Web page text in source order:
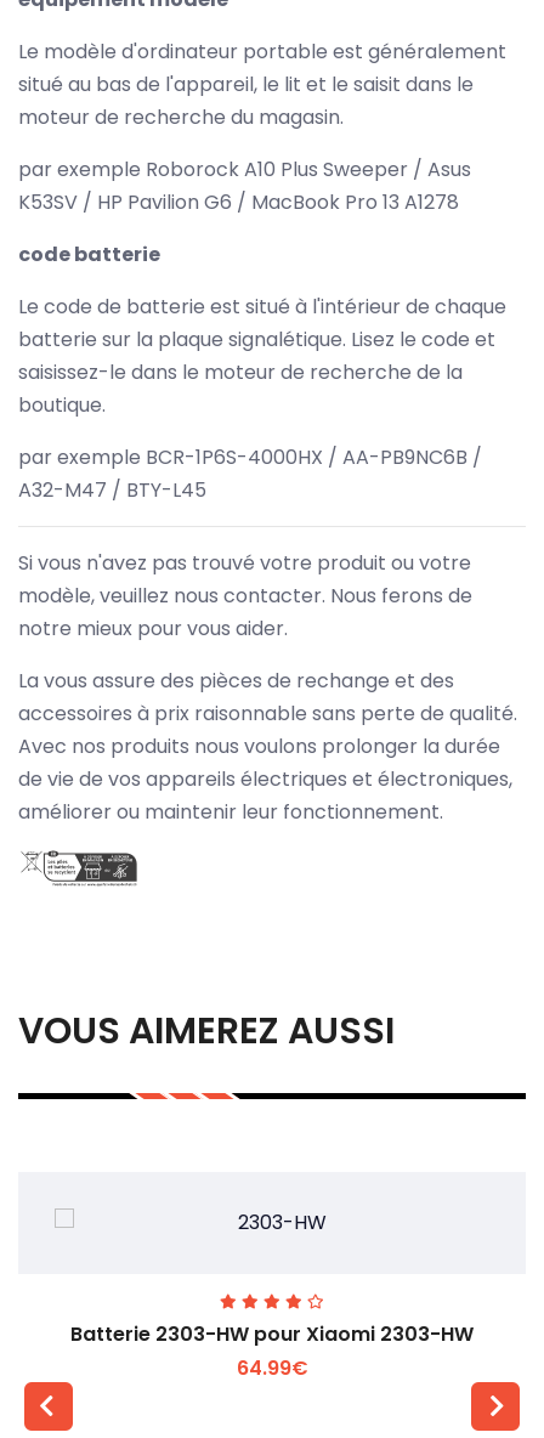
Le modèle d'ordinateur portable est généralement
situé au bas de l'appareil, le lit et le saisit dans le
moteur de recherche du magasin.
par exemple Roborock A10 Plus Sweeper / Asus
K53SV / HP Pavilion G6 / MacBook Pro 13 A1278
code batterie
Le code de batterie est situé à l'intérieur de chaque
batterie sur la plaque signalétique. Lisez le code et
saisissez-le dans le moteur de recherche de la
boutique.
par exemple BCR-1P6S-4000HX / AA-PB9NC6B /
A32-M47 / BTY-L45
Si vous n'avez pas trouvé votre produit ou votre
modèle, veuillez nous contacter. Nous ferons de
notre mieux pour vous aider.
La vous assure des pièces de rechange et des
accessoires à prix raisonnable sans perte de qualité.
Avec nos produits nous voulons prolonger la durée
de vie de vos appareils électriques et électroniques,
améliorer ou maintenir leur fonctionnement.
VOUS AIMEREZ AUSSI
Batterie 2303-HW pour Xiaomi 2303-HW
64.99€